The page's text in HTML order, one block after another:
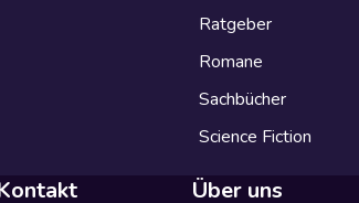
Ratgeber
Romane
Sachbücher
Science Fiction
Über uns